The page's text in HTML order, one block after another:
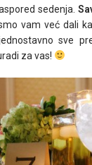
sedenja.
vam već dali
sve
za vas!